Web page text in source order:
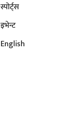
स्पोर्ट्स
इभेन्ट
English